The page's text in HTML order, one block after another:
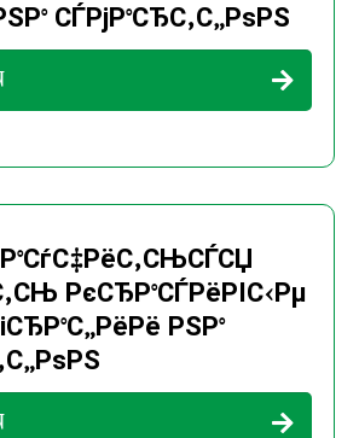
СЃРјР°СЂС‚С„РѕРЅ
РєСЂР°СЃРёРІС‹Рµ
РЅР°